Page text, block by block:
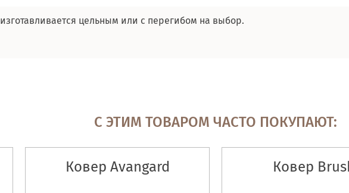
изготавливается цельным или с перегибом на выбор.
С ЭТИМ ТОВАРОМ ЧАСТО ПОКУПАЮТ:
Ковер Avangard Ковер